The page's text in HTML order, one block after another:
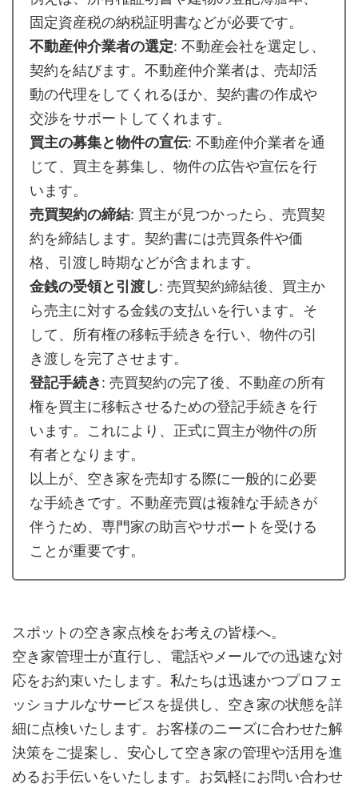
固定資産税の納税証明書などが必要です。
不動産仲介業者の選定: 不動産会社を選定し、
契約を結びます。不動産仲介業者は、売却活
動の代理をしてくれるほか、契約書の作成や
交渉をサポートしてくれます。
買主の募集と物件の宣伝: 不動産仲介業者を通
じて、買主を募集し、物件の広告や宣伝を行
います。
売買契約の締結: 買主が見つかったら、売買契
約を締結します。契約書には売買条件や価
格、引渡し時期などが含まれます。
金銭の受領と引渡し: 売買契約締結後、買主か
ら売主に対する金銭の支払いを行います。そ
して、所有権の移転手続きを行い、物件の引
き渡しを完了させます。
登記手続き: 売買契約の完了後、不動産の所有
権を買主に移転させるための登記手続きを行
います。これにより、正式に買主が物件の所
有者となります。
以上が、空き家を売却する際に一般的に必要
な手続きです。不動産売買は複雑な手続きが
伴うため、専門家の助言やサポートを受ける
ことが重要です。
スポットの空き家点検をお考えの皆様へ。
空き家管理士が直行し、電話やメールでの迅速な対
応をお約束いたします。私たちは迅速かつプロフェ
ッショナルなサービスを提供し、空き家の状態を詳
細に点検いたします。お客様のニーズに合わせた解
決策をご提案し、安心して空き家の管理や活用を進
めるお手伝いをいたします。お気軽にお問い合わせ